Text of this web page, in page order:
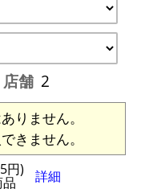
店舗 2
りません。
きません。
円) 詳細